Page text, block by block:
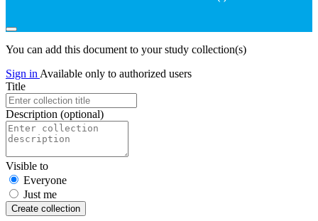
You can add this document to your study collection(s)
Sign in Available only to authorized users
Title
Description (optional)
Visible to
Everyone
Just me
Create collection